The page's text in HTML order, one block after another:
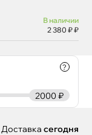
?
2000 ₽
Доставка сегодня
наличии
2 380 ₽ ₽